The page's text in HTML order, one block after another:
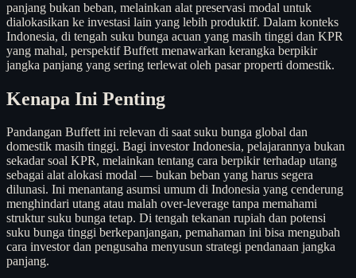
panjang bukan beban, melainkan alat preservasi modal untuk
dialokasikan ke investasi lain yang lebih produktif. Dalam konteks
Indonesia, di tengah suku bunga acuan yang masih tinggi dan KPR
yang mahal, perspektif Buffett menawarkan kerangka berpikir
jangka panjang yang sering terlewat oleh pasar properti domestik.
Kenapa Ini Penting
Pandangan Buffett ini relevan di saat suku bunga global dan
domestik masih tinggi. Bagi investor Indonesia, pelajarannya bukan
sekadar soal KPR, melainkan tentang cara berpikir terhadap utang
sebagai alat alokasi modal — bukan beban yang harus segera
dilunasi. Ini menantang asumsi umum di Indonesia yang cenderung
menghindari utang atau malah over-leverage tanpa memahami
struktur suku bunga tetap. Di tengah tekanan rupiah dan potensi
suku bunga tinggi berkepanjangan, pemahaman ini bisa mengubah
cara investor dan pengusaha menyusun strategi pendanaan jangka
panjang.